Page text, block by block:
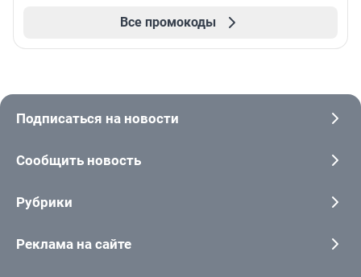
Все промокоды
Подписаться на новости
Сообщить новость
Рубрики
Реклама на сайте